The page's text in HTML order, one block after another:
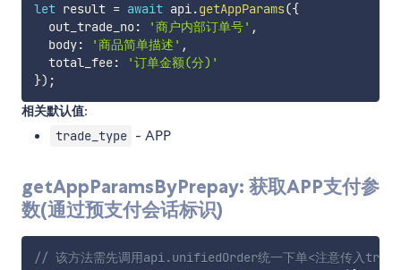
let result = await api.getAppParams({
  out_trade_no
: '商户内部订单号' ,
  body
: '商品简单描述' ,
  total_fee
:
'订单金额(分)'
}) ;
相关默认值:
trade_type - APP
getAppParamsByPrepay: 获取APP支付参
数(通过预支付会话标识)
// 该方法需先调用api.unifiedOrder统一下单<注意传入